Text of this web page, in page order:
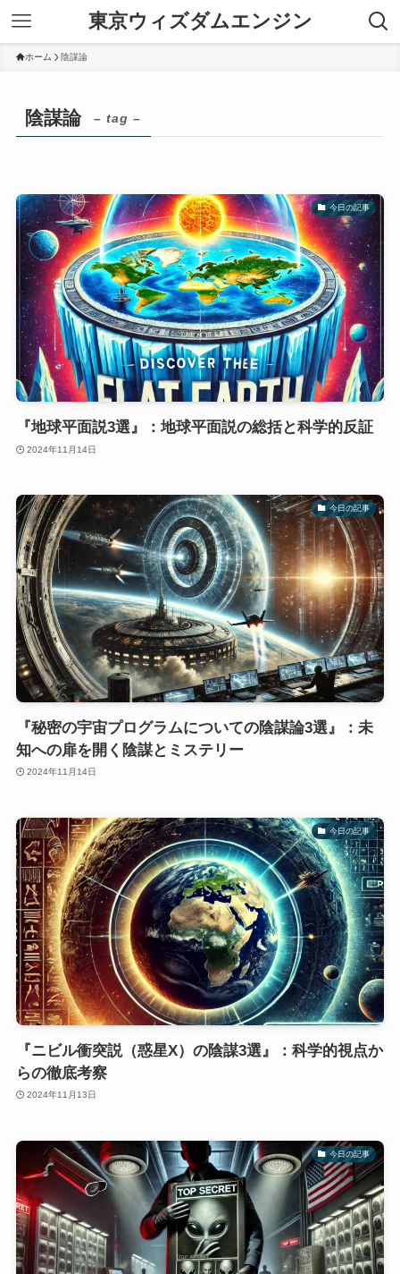
東京ウィズダムエンジン
ホーム 陰謀論
陰謀論 – tag –
今日の記事
『地球平面説3選』：地球平面説の総括と科学的反証
2024年11月14日
今日の記事
『秘密の宇宙プログラムについての陰謀論3選』：未
知への扉を開く陰謀とミステリー
2024年11月14日
今日の記事
『ニビル衝突説（惑星X）の陰謀3選』：科学的視点か
らの徹底考察
2024年11月13日
今日の記事